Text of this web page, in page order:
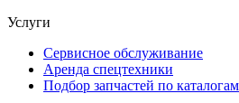
Услуги
Сервисное обслуживание
Аренда спецтехники
Подбор запчастей по каталогам